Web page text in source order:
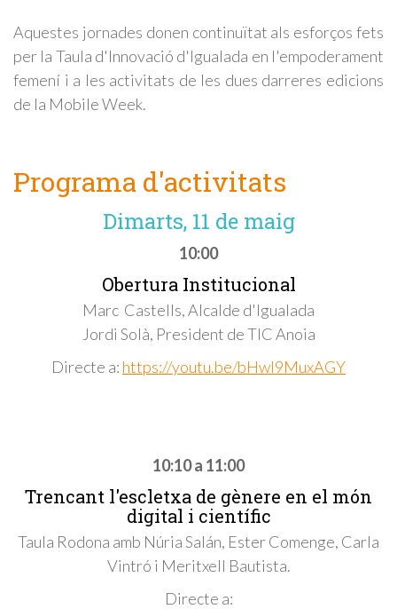
Aquestes jornades donen continuïtat als esforços fets
per la Taula d'Innovació d'Igualada en l'empoderament
femení i a les activitats de les dues darreres edicions
de la Mobile Week.
Programa d'activitats
Dimarts, 11 de maig
10:00
Obertura Institucional
Marc Castells, Alcalde d'Igualada
Jordi Solà, President de TIC Anoia
Directe a: https://youtu.be/bHwI9MuxAGY
10:10 a 11:00
Trencant l'escletxa de gènere en el món
digital i científic
Taula Rodona amb Núria Salán, Ester Comenge, Carla
Vintró i Meritxell Bautista.
Directe a: